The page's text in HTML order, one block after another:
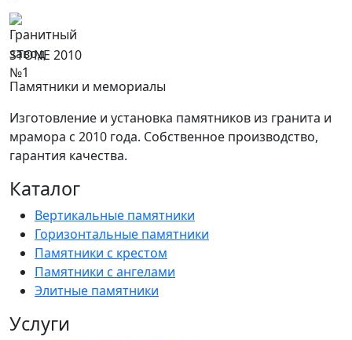
STONE 2010
Памятники и мемориалы
Изготовление и установка памятников из гранита и
мрамора с 2010 года. Собственное производство,
гарантия качества.
Каталог
Вертикальные памятники
Горизонтальные памятники
Памятники с крестом
Памятники с ангелами
Элитные памятники
Услуги